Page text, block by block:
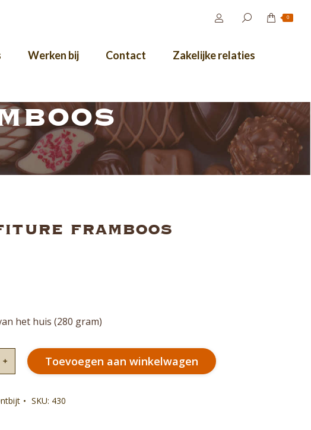
0
Werken bij Contact Zakelijke relaties
framboos
het huis (280 gram)
Toevoegen aan winkelwagen
SKU: 430